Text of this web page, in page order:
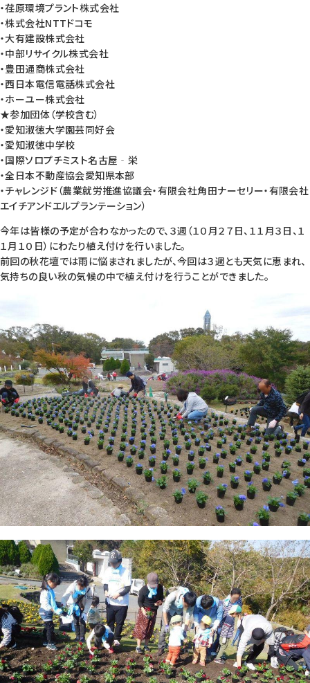
・荏原環境プラント株式会社
・株式会社NTTドコモ
・大有建設株式会社
・中部リサイクル株式会社
・豊田通商株式会社
・西日本電信電話株式会社
・ホーユー株式会社
★参加団体（学校含む）
・愛知淑徳大学園芸同好会
・愛知淑徳中学校
・国際ソロプチミスト名古屋‐栄
・全日本不動産協会愛知県本部
・チャレンジド（農業就労推進協議会・有限会社角田ナーセリー・有限会社
エイチアンドエルプランテーション）
今年は皆様の予定が合わなかったので、３週（１０月２７日、１１月３日、１
１月１０日）にわたり植え付けを行いました。
前回の秋花壇では雨に悩まされましたが、今回は３週とも天気に恵まれ、
気持ちの良い秋の気候の中で植え付けを行うことができました。